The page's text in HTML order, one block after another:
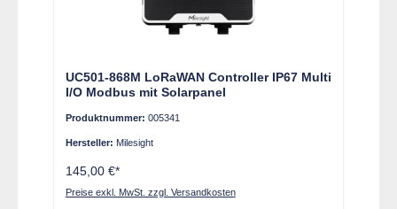
UC501-868M LoRaWAN Controller IP67 Multi
I/O Modbus mit Solarpanel
Produktnummer: 005341
Hersteller: Milesight
145,00 €*
Preise exkl. MwSt. zzgl. Versandkosten